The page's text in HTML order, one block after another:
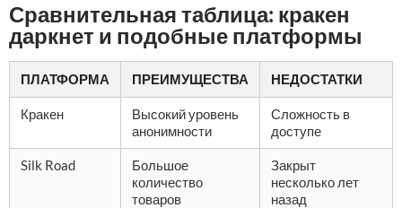
Сравнительная таблица: кракен
даркнет и подобные платформы
ПЛАТФОРМА ПРЕИМУЩЕСТВА НЕДОСТАТКИ
Кракен
Высокий уровень
анонимности
Сложность в
доступе
Silk Road
Большое
количество
товаров
Закрыт
несколько лет
назад